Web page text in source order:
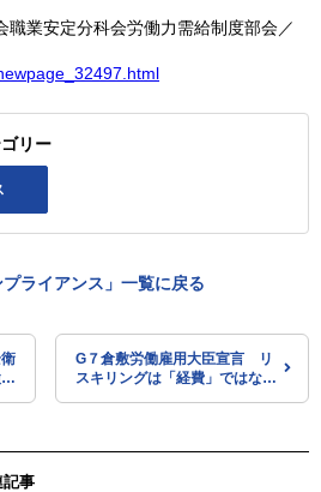
業安定分科会労働力需給制度部会／
リー
プライアンス」一覧に戻る
G７倉敷労働雇用大臣宣言 リ
スキリングは「経費」ではなく
記事